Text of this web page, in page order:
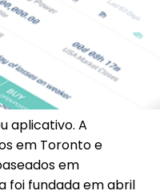
aplicativo. A
em Toronto e
em
foi fundada em abril